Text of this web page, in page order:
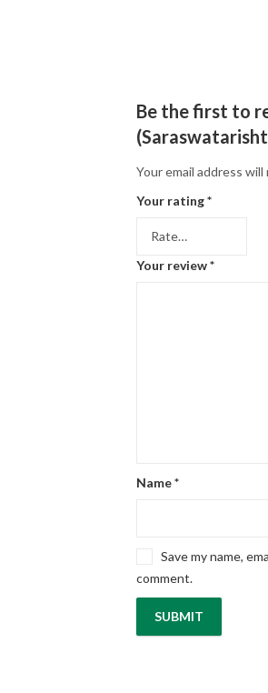
Be the first to
Your email address
Your rating*
Your review*
Name*
Save my name,
comment.